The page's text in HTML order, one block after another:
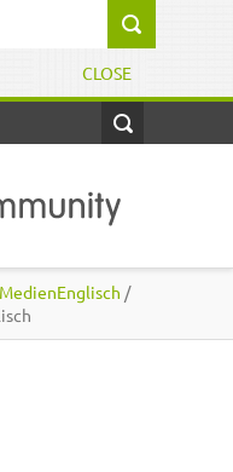
CLOSE
/